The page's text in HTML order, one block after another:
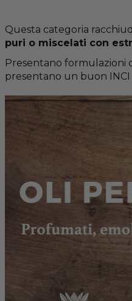
Questa categoria
puri o miscelati con
Presentano formulazioni
presentano un buon